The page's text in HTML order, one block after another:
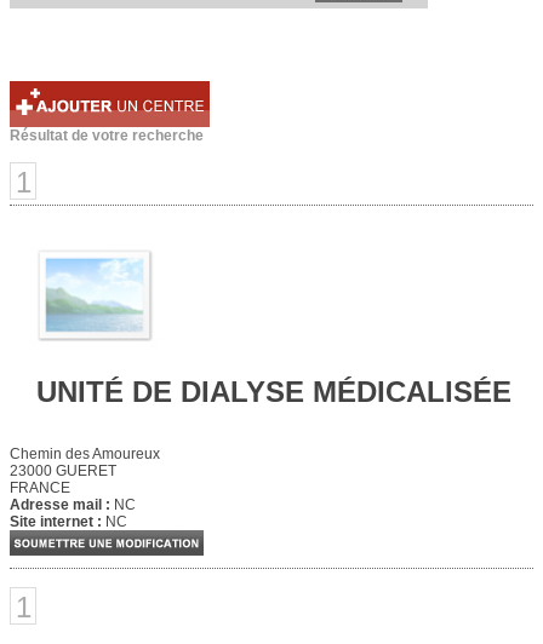
Résultat de votre recherche
1
UNITÉ DE DIALYSE MÉDICALISÉE
Chemin des Amoureux
23000 GUERET
FRANCE
Adresse mail : NC
Site internet : NC
1